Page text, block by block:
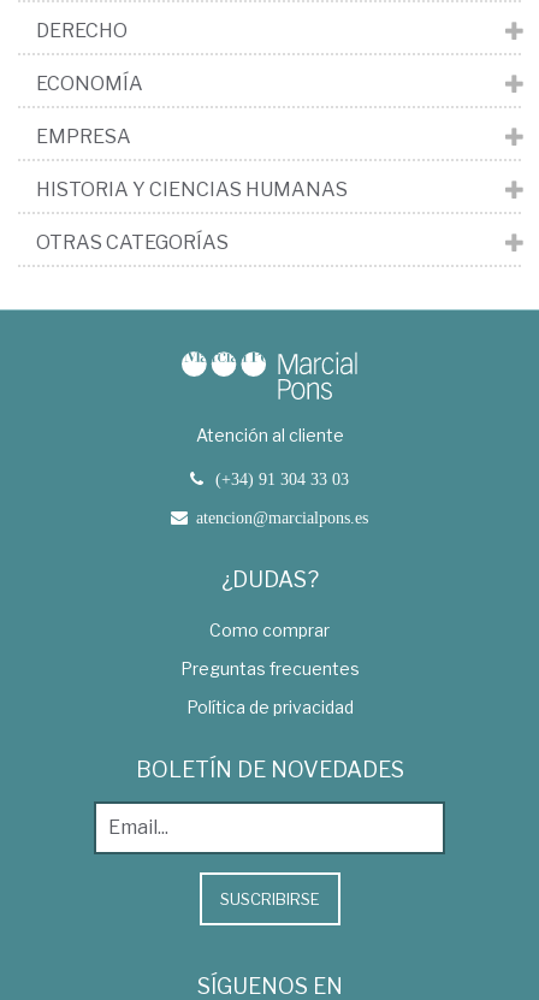
DERECHO
ECONOMÍA
EMPRESA
HISTORIA Y CIENCIAS HUMANAS
OTRAS CATEGORÍAS
Atención al cliente
(+34) 91 304 33 03
atencion@marcialpons.es
¿DUDAS?
Como comprar
Preguntas frecuentes
Política de privacidad
BOLETÍN DE NOVEDADES
SUSCRIBIRSE
SÍGUENOS EN